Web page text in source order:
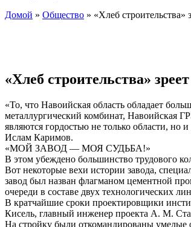
Домой » Общество » «Хлеб строительства»
«Хлеб строительства»
«То, что Навоийская область обладает
металлургический комбинат, Навоийская
являются гордостью не только области,
Ислам Каримов.
«МОЙ ЗАВОД — МОЯ СУДЬБА!»
В этом убеждено большинство трудового
Вот некоторые вехи истории завода,
завод был назван флагманом цементной
очереди в составе двух технологических
В кратчайшие сроки проектировщики
Кисель, главный инженер проекта А. М.
На стройку были откомандированы умелые